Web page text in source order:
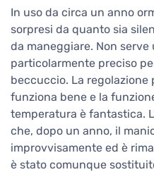
In uso da circa un anno
sorpresi da quanto sia
da maneggiare. Non
particolarmente preciso
beccuccio. La
funziona bene e la
temperatura è fantastica.
che, dopo un anno, il
improvvisamente ed è
è stato comunque